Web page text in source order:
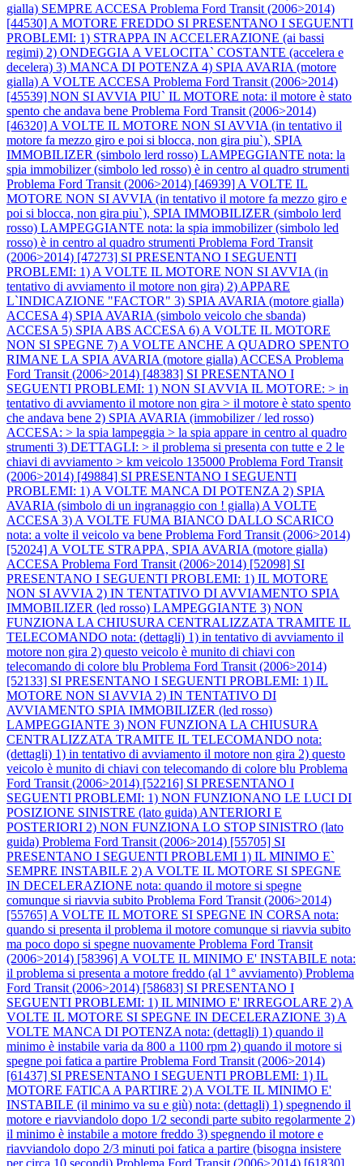
gialla) SEMPRE ACCESA Problema Ford Transit (2006>2014)
[44530] A MOTORE FREDDO SI PRESENTANO I SEGUENTI
PROBLEMI: 1) STRAPPA IN ACCELERAZIONE (ai bassi
regimi) 2) ONDEGGIA A VELOCITA` COSTANTE (accelera e
decelera) 3) MANCA DI POTENZA 4) SPIA AVARIA (motore
gialla) A VOLTE ACCESA Problema Ford Transit (2006>2014)
[45539] NON SI AVVIA PIU` IL MOTORE nota: il motore è stato
spento che andava bene Problema Ford Transit (2006>2014)
[46320] A VOLTE IL MOTORE NON SI AVVIA (in tentativo il
motore fa mezzo giro e poi si blocca, non gira piu`), SPIA
IMMOBILIZER (simbolo lerd rosso) LAMPEGGIANTE nota: la
spia immobilizer (simbolo led rosso) è in centro al quadro strumenti
Problema Ford Transit (2006>2014) [46939] A VOLTE IL
MOTORE NON SI AVVIA (in tentativo il motore fa mezzo giro e
poi si blocca, non gira piu`), SPIA IMMOBILIZER (simbolo lerd
rosso) LAMPEGGIANTE nota: la spia immobilizer (simbolo led
rosso) è in centro al quadro strumenti Problema Ford Transit
(2006>2014) [47273] SI PRESENTANO I SEGUENTI
PROBLEMI: 1) A VOLTE IL MOTORE NON SI AVVIA (in
tentativo di avviamento il motore non gira) 2) APPARE
L`INDICAZIONE "FACTOR" 3) SPIA AVARIA (motore gialla)
ACCESA 4) SPIA AVARIA (simbolo veicolo che sbanda)
ACCESA 5) SPIA ABS ACCESA 6) A VOLTE IL MOTORE
NON SI SPEGNE 7) A VOLTE ANCHE A QUADRO SPENTO
RIMANE LA SPIA AVARIA (motore gialla) ACCESA Problema
Ford Transit (2006>2014) [48383] SI PRESENTANO I
SEGUENTI PROBLEMI: 1) NON SI AVVIA IL MOTORE: > in
tentativo di avviamento il motore non gira > il motore è stato spento
che andava bene 2) SPIA AVARIA (immobilizer / led rosso)
ACCESA: > la spia lampeggia > la spia appare in centro al quadro
strumenti 3) DETTAGLI: > il problema si presenta con tutte e 2 le
chiavi di avviamento > km veicolo 135000 Problema Ford Transit
(2006>2014) [49884] SI PRESENTANO I SEGUENTI
PROBLEMI: 1) A VOLTE MANCA DI POTENZA 2) SPIA
AVARIA (simbolo di un ingranaggio con ! gialla) A VOLTE
ACCESA 3) A VOLTE FUMA BIANCO DALLO SCARICO
nota: a volte il veicolo va bene Problema Ford Transit (2006>2014)
[52024] A VOLTE STRAPPA, SPIA AVARIA (motore gialla)
ACCESA Problema Ford Transit (2006>2014) [52098] SI
PRESENTANO I SEGUENTI PROBLEMI: 1) IL MOTORE
NON SI AVVIA 2) IN TENTATIVO DI AVVIAMENTO SPIA
IMMOBILIZER (led rosso) LAMPEGGIANTE 3) NON
FUNZIONA LA CHIUSURA CENTRALIZZATA TRAMITE IL
TELECOMANDO nota: (dettagli) 1) in tentativo di avviamento il
motore non gira 2) questo veicolo è munito di chiavi con
telecomando di colore blu Problema Ford Transit (2006>2014)
[52133] SI PRESENTANO I SEGUENTI PROBLEMI: 1) IL
MOTORE NON SI AVVIA 2) IN TENTATIVO DI
AVVIAMENTO SPIA IMMOBILIZER (led rosso)
LAMPEGGIANTE 3) NON FUNZIONA LA CHIUSURA
CENTRALIZZATA TRAMITE IL TELECOMANDO nota:
(dettagli) 1) in tentativo di avviamento il motore non gira 2) questo
veicolo è munito di chiavi con telecomando di colore blu Problema
Ford Transit (2006>2014) [52216] SI PRESENTANO I
SEGUENTI PROBLEMI: 1) NON FUNZIONANO LE LUCI DI
POSIZIONE SINISTRE (lato guida) ANTERIORI E
POSTERIORI 2) NON FUNZIONA LO STOP SINISTRO (lato
guida) Problema Ford Transit (2006>2014) [55705] SI
PRESENTANO I SEGUENTI PROBLEMI 1) IL MINIMO E`
SEMPRE INSTABILE 2) A VOLTE IL MOTORE SI SPEGNE
IN DECELERAZIONE nota: quando il motore si spegne
comunque si riavvia subito Problema Ford Transit (2006>2014)
[55765] A VOLTE IL MOTORE SI SPEGNE IN CORSA nota:
quando si presenta il problema il motore comunque si riavvia subito
ma poco dopo si spegne nuovamente Problema Ford Transit
(2006>2014) [58396] A VOLTE IL MINIMO E' INSTABILE nota:
il problema si presenta a motore freddo (al 1° avviamento) Problema
Ford Transit (2006>2014) [58683] SI PRESENTANO I
SEGUENTI PROBLEMI: 1) IL MINIMO E' IRREGOLARE 2) A
VOLTE IL MOTORE SI SPEGNE IN DECELERAZIONE 3) A
VOLTE MANCA DI POTENZA nota: (dettagli) 1) quando il
minimo è instabile varia da 800 a 1100 rpm 2) quando il motore si
spegne poi fatica a partire Problema Ford Transit (2006>2014)
[61437] SI PRESENTANO I SEGUENTI PROBLEMI: 1) IL
MOTORE FATICA A PARTIRE 2) A VOLTE IL MINIMO E'
INSTABILE (il minimo va su e giù) nota: (dettagli) 1) spegnendo il
motore e riavviandolo dopo 1/2 secondi parte subito regolarmente 2)
il minimo è instabile a motore freddo 3) spegnendo il motore e
riavviandolo dopo 2/3 minuti poi fatica a partire (bisogna insistere
per circa 10 secondi) Problema Ford Transit (2006>2014) [61830]